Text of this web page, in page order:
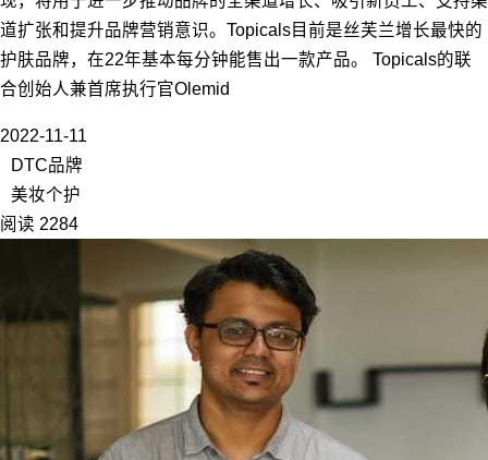
道扩张和提升品牌营销意识。Topicals目前是丝芙兰增长最快的
护肤品牌，在22年基本每分钟能售出一款产品。 Topicals的联
合创始人兼首席执行官Olemid
2022-11-11
DTC品牌
美妆个护
阅读 2284